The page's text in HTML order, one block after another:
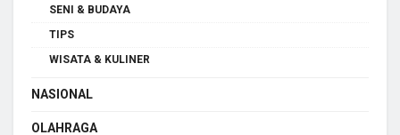
SENI & BUDAYA
TIPS
WISATA & KULINER
NASIONAL
OLAHRAGA